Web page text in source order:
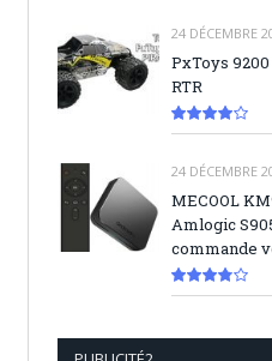
24 DÉCEMBRE
PxToys
RTR
24 DÉCEMBRE
MECOOL
Amlogic
commande